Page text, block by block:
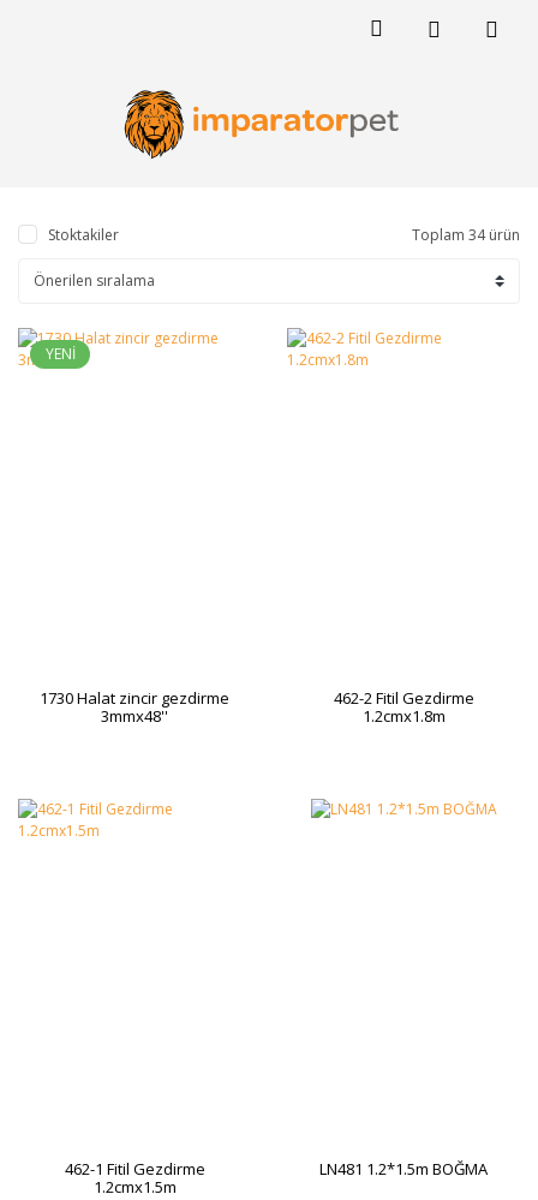
Stoktakiler Toplam 34 ürün
YENİ
1730 Halat zincir gezdirme
3mmx48''
462-2 Fitil Gezdirme
1.2cmx1.8m
462-1 Fitil Gezdirme
1.2cmx1.5m
LN481 1.2*1.5m BOĞMA